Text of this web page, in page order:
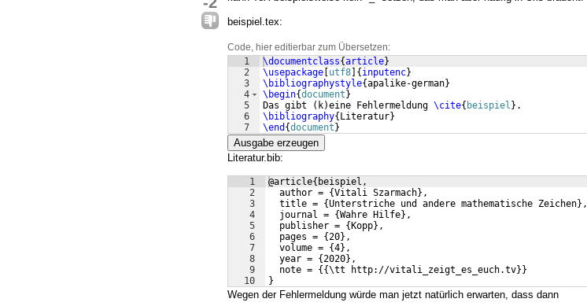
beispiel.tex:
Code, hier editierbar zum Übersetzen:
1
2
3
4
5
6
7
\documentclass{article}
\usepackage utf8 { inputenc}
\bibliographystyle{apalike-german}
\begin{document }
Das gibt
( k)eine Fehlermeldung \cite{ beispiel } .
\bibliography{ Literatur}
\end {document }
Ausgabe erzeugen
Literatur.bib:
1
2
3
4
5
6
7
8
9
10
@article{beispiel,
  author = {Vitali Szarmach},
  title = {Unterstriche und andere mathematische Zeichen},
  journal = {Wahre Hilfe},
  publisher = {Kopp},
  pages = {20},
  volume = {4},
  year = {2020},
  note = {{\tt http://vitali_zeigt_es_euch.tv}}
}
Wegen der Fehlermeldung würde man jetzt natürlich erwarten, dass dann